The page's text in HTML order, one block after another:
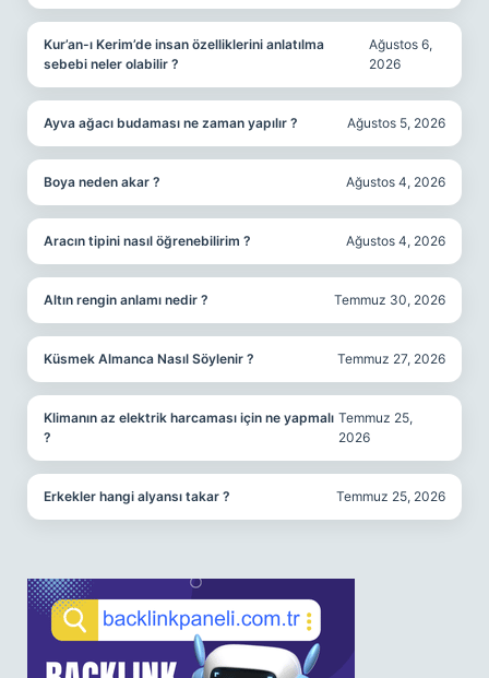
Kur’an-ı Kerim’de insan özelliklerini anlatılma
sebebi neler olabilir ?
Ağustos 6,
2026
Ayva ağacı budaması ne zaman yapılır ? Ağustos 5, 2026
Boya neden akar ? Ağustos 4, 2026
Aracın tipini nasıl öğrenebilirim ? Ağustos 4, 2026
Altın rengin anlamı nedir ? Temmuz 30, 2026
Küsmek Almanca Nasıl Söylenir ? Temmuz 27, 2026
Klimanın az elektrik harcaması için ne yapmalı
?
Temmuz 25,
2026
Erkekler hangi alyansı takar ? Temmuz 25, 2026